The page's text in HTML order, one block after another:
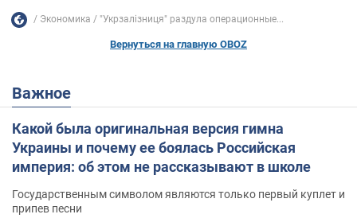
Экономика "Укрзалізниця" раздула операционные...
Вернуться на главную OBOZ
Важное
Какой была оригинальная версия гимна
Украины и почему ее боялась Российская
империя: об этом не рассказывают в школе
Государственным символом являются только первый куплет и
припев песни